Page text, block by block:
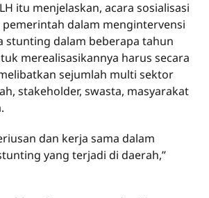
itu menjelaskan, acara sosialisasi
pemerintah dalam mengintervensi
stunting dalam beberapa tahun
merealisasikannya harus secara
sejumlah multi sektor
stakeholder, swasta, masyarakat
dan kerja sama dalam
yang terjadi di daerah,”